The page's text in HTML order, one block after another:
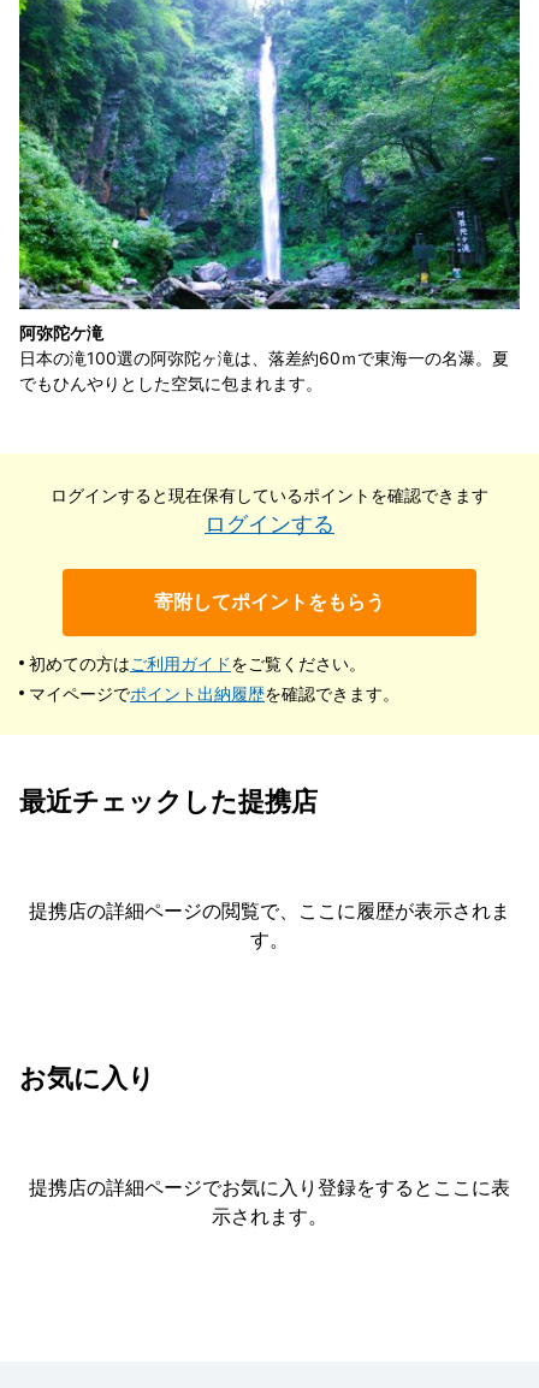
阿弥陀ケ滝
日本の滝100選の阿弥陀ヶ滝は、落差約60ｍで東海一の名瀑。夏
でもひんやりとした空気に包まれます。
ログインすると現在保有しているポイントを確認できます
ログインする
寄附してポイントをもらう
初めての方はご利用ガイドをご覧ください。
マイページでポイント出納履歴を確認できます。
最近チェックした提携店
提携店の詳細ページの閲覧で、ここに履歴が表示されま
す。
お気に入り
提携店の詳細ページでお気に入り登録をすると ここに表
示されます。